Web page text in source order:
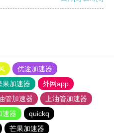
优途加速器
果加速器
外网app
管加速器
上油管加速器
速器
quickq
芒果加速器